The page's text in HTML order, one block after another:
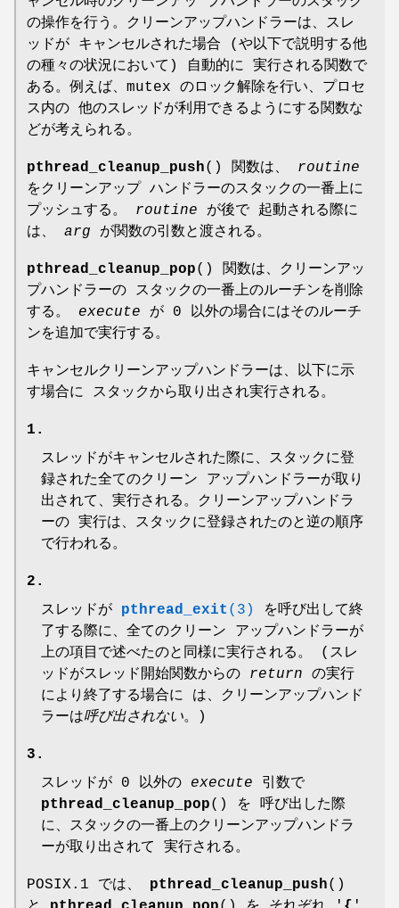
の操作を行う。クリーンアップハンドラーは、スレ
ッドが キャンセルされた場合 (や以下で説明する他
の種々の状況において) 自動的に 実行される関数で
ある。例えば、mutex のロック解除を行い、プロセ
ス内の 他のスレッドが利用できるようにする関数な
どが考えられる。
pthread_cleanup_push() 関数は、 routine
をクリーンアップ ハンドラーのスタックの一番上に
プッシュする。 routine が後で 起動される際に
は、 arg が関数の引数と渡される。
pthread_cleanup_pop() 関数は、クリーンアッ
プハンドラーの スタックの一番上のルーチンを削除
する。 execute が 0 以外の場合にはそのルーチ
ンを追加で実行する。
キャンセルクリーンアップハンドラーは、以下に示
す場合に スタックから取り出され実行される。
1.
スレッドがキャンセルされた際に、スタックに登
録された全てのクリーン アップハンドラーが取り
出されて、実行される。クリーンアップハンドラ
ーの 実行は、スタックに登録されたのと逆の順序
で行われる。
2.
スレッドが pthread_exit (3)
を呼び出して終
了する際に、全てのクリーン アップハンドラーが
上の項目で述べたのと同様に実行される。 (スレ
ッドがスレッド開始関数からの return の実行
により終了する場合に は、クリーンアップハンド
ラーは呼び出されない。)
3.
スレッドが 0 以外の execute 引数で
pthread_cleanup_pop() を 呼び出した際
に、スタックの一番上のクリーンアップハンドラ
ーが取り出されて 実行される。
POSIX.1 では、 pthread_cleanup_push()